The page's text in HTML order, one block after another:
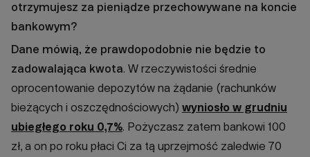
otrzymujesz za pieniądze przechowywane na koncie
bankowym?
Dane mówią, że prawdopodobnie nie będzie to
zadowalająca kwota. W rzeczywistości średnie
oprocentowanie depozytów na żądanie (rachunków
bieżących i oszczędnościowych) wyniosło w grudniu
ubiegłego roku 0,7%. Pożyczasz zatem bankowi 100
zł, a on po roku płaci Ci za tą uprzejmość zaledwie 70